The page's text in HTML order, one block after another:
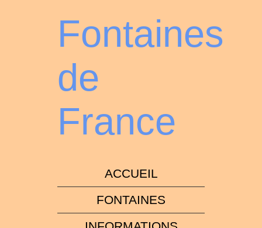
Fontaines
de
France
ACCUEIL
FONTAINES